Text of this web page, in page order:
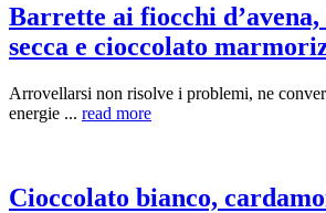
Barrette ai fiocchi
secca e cioccolato
Arrovellarsi non risolve i problemi, ne
energie ... read more
Cioccolato bianco,